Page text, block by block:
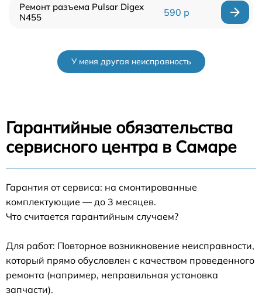
Ремонт разъема Pulsar Digex
N455
590 р
У меня другая неисправность
Гарантийные обязательства
сервисного центра в Самаре
Гарантия от сервиса: на смонтированные
комплектующие — до 3 месяцев.
Что считается гарантийным случаем?
Для работ: Повторное возникновение неисправности,
который прямо обусловлен с качеством проведенного
ремонта (например, неправильная установка
запчасти).